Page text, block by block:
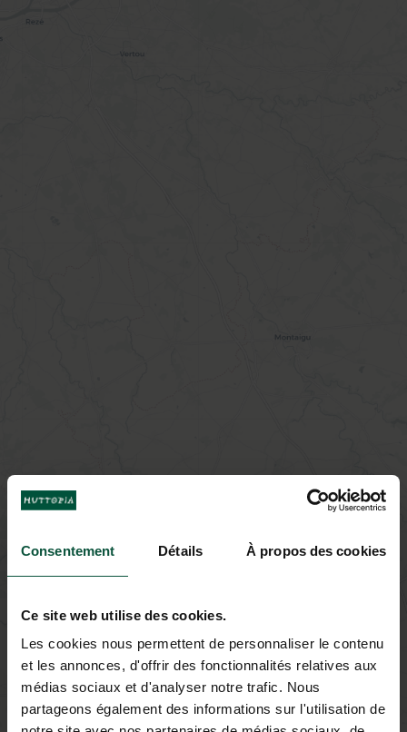
Consentement Détails À propos des cookies
Ce site web utilise des cookies.
Les cookies nous permettent de personnaliser le contenu
et les annonces, d'offrir des fonctionnalités relatives aux
médias sociaux et d'analyser notre trafic. Nous
partageons également des informations sur l'utilisation de